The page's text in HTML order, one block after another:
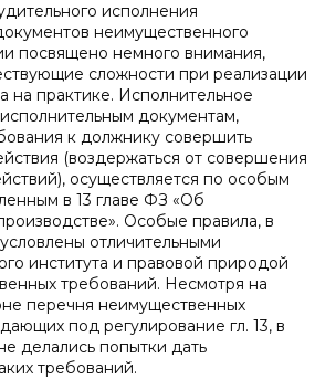
исполнения
неимущественного
посвящено немного внимания,
сложности при реализации
на практике. Исполнительное
документам,
к должнику совершить
(воздержаться от совершения
осуществляется по особым
в 13 главе ФЗ «Об
Особые правила, в
отличительными
института и правовой природой
требований. Несмотря на
перечня неимущественных
под регулирование гл. 13, в
делались попытки дать
требований.